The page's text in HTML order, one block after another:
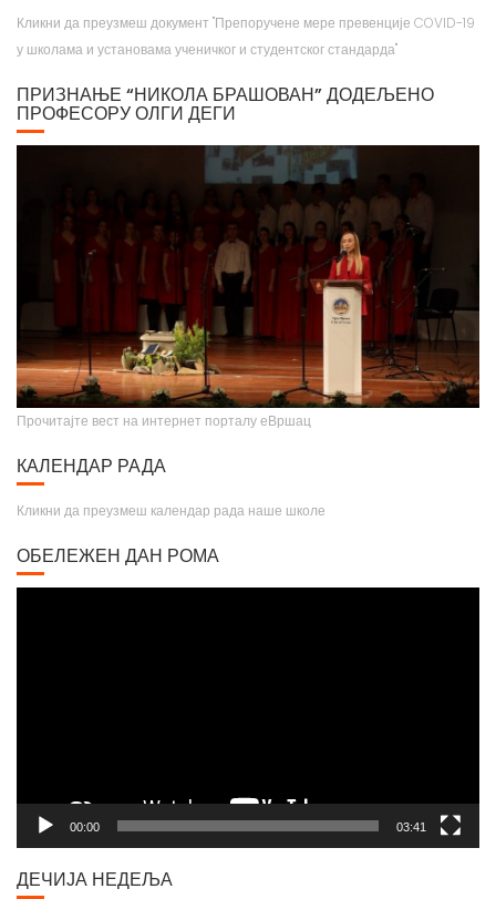
Кликни да преузмеш документ "Препоручене мере превенције COVID-19
у школама и установама ученичког и студентског стандарда"
ПРИЗНАЊЕ “НИКОЛА БРАШОВАН” ДОДЕЉЕНО
ПРОФЕСОРУ ОЛГИ ДЕГИ
Прочитајте вест на интернет порталу еВршац
КАЛЕНДАР РАДА
Кликни да преузмеш календар рада наше школе
ОБЕЛЕЖЕН ДАН РОМА
00:00 03:41
ДЕЧИЈА НЕДЕЉА